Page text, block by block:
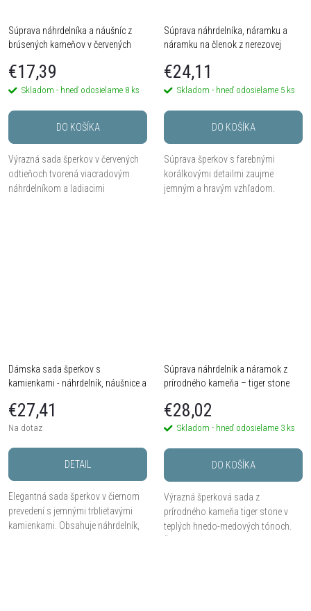
Súprava náhrdelníka a náušníc z
brúsených kameňov v červených
€17,39
Skladom - hneď odosielame 8 ks
DO KOŠÍKA
Výrazná sada šperkov v červených
odtieňoch tvorená viacradovým
náhrdelníkom a ladiacimi
Súprava náhrdelníka, náramku a
náramku na členok z nerezovej
detailmi
€24,11
Skladom - hneď odosielame 5 ks
DO KOŠÍKA
Súprava šperkov s farebnými
korálkovými detailmi zaujme
jemným a hravým vzhľadom.
Dámska sada šperkov s
kamienkami - náhrdelník, náušnice a
€27,41
Na dotaz
DETAIL
Elegantná sada šperkov v čiernom
prevedení s jemnými trblietavými
kamienkami. Obsahuje náhrdelník,
Súprava náhrdelník a náramok z
prírodného kameňa – tiger stone
€28,02
Skladom - hneď odosielame 3 ks
DO KOŠÍKA
Výrazná šperková sada z
prírodného kameňa tiger stone v
teplých hnedo-medových tónoch.